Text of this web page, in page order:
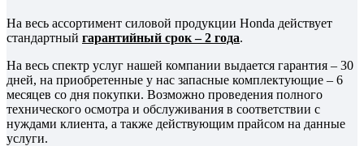
На весь ассортимент силовой продукции Honda действует
стандартный гарантийный срок – 2 года.
На весь спектр услуг нашей компании выдается гарантия – 30
дней, на приобретенные у нас запасные комплектующие – 6
месяцев со дня покупки. Возможно проведения полного
технического осмотра и обслуживания в соответствии с
нуждами клиента, а также действующим прайсом на данные
услуги.